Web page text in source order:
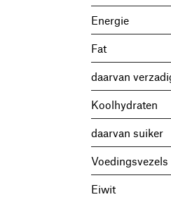
Energie
Fat
daarvan
Koolhydraten
daarvan suiker
Voedingsvezels
Eiwit